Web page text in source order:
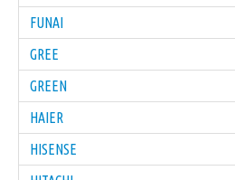
FUNAI
GREE
GREEN
HAIER
HISENSE